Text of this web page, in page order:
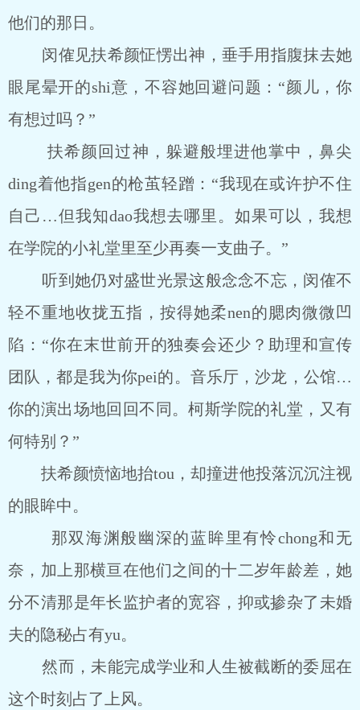
他们的那日。
闵傕见扶希颜怔愣出神，垂手用指腹抹去她
眼尾晕开的shi意，不容她回避问题：“颜儿，你
有想过吗？”
扶希颜回过神，躲避般埋进他掌中，鼻尖
ding着他指gen的枪茧轻蹭：“我现在或许护不住
自己…但我知dao我想去哪里。如果可以，我想
在学院的小礼堂里至少再奏一支曲子。”
听到她仍对盛世光景这般念念不忘，闵傕不
轻不重地收拢五指，按得她柔nen的腮肉微微凹
陷：“你在末世前开的独奏会还少？助理和宣传
团队，都是我为你pei的。音乐厅，沙龙，公馆…
你的演出场地回回不同。柯斯学院的礼堂，又有
何特别？”
扶希颜愤恼地抬tou，却撞进他投落沉沉注视
的眼眸中。
那双海渊般幽深的蓝眸里有怜chong和无
奈，加上那横亘在他们之间的十二岁年龄差，她
分不清那是年长监护者的宽容，抑或掺杂了未婚
夫的隐秘占有yu。
然而，未能完成学业和人生被截断的委屈在
这个时刻占了上风。